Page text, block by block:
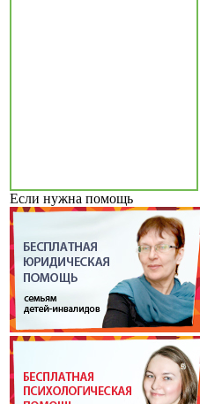
Если нужна помощь